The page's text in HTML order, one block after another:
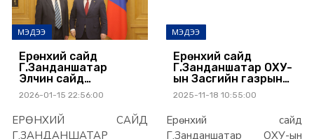
МЭДЭЭ
Ерөнхий сайд
Г.Занданшатар
Элчин сайд
А.Н.Евсиковыг хүлээн
авч уулзав
2026-01-15 22:56:00
ЕРӨНХИЙ САЙД
Г.ЗАНДАНШАТАР
МЭДЭЭ
Ерөнхий сайд
Г.Занданшатар ОХУ-
ын Засгийн газрын
дарга Михаил
Владимирович
Мишустинтэй
уулзлаа
2025-11-18 10:55:00
Ерөнхий сайд
Г.Занданшатар ОХУ-ын